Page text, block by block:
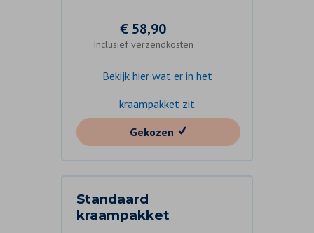
€ 58,90
Inclusief verzendkosten
Bekijk hier wat er in het
kraampakket zit
Gekozen
Standaard
kraampakket